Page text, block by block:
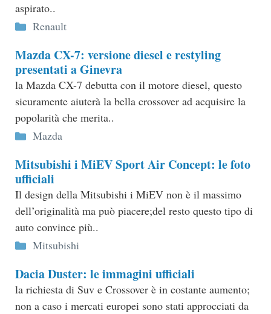
aspirato..
Categorie
Renault
Mazda CX-7: versione diesel e restyling
presentati a Ginevra
la Mazda CX-7 debutta con il motore diesel, questo
sicuramente aiuterà la bella crossover ad acquisire la
popolarità che merita..
Categorie
Mazda
Mitsubishi i MiEV Sport Air Concept: le foto
ufficiali
Il design della Mitsubishi i MiEV non è il massimo
dell’originalità ma può piacere;del resto questo tipo di
auto convince più..
Categorie
Mitsubishi
Dacia Duster: le immagini ufficiali
la richiesta di Suv e Crossover è in costante aumento;
non a caso i mercati europei sono stati approcciati da